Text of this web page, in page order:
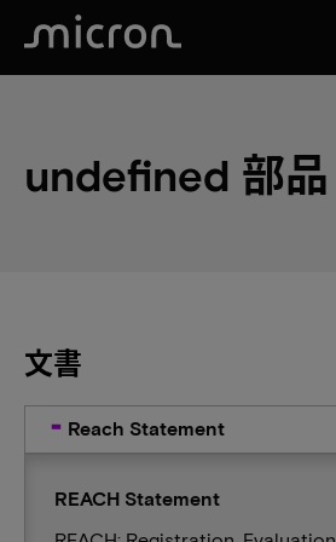
undefined 部品
文書
Reach Statement
REACH Statement